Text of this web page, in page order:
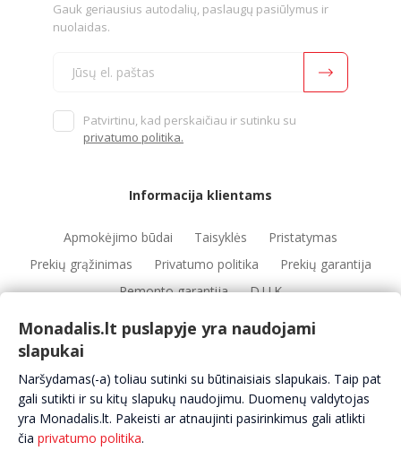
Gauk geriausius autodalių, paslaugų pasiūlymus ir
nuolaidas.
Patvirtinu, kad perskaičiau ir sutinku su
privatumo politika.
Informacija klientams
Apmokėjimo būdai Taisyklės
Pristatymas
Prekių grąžinimas
Privatumo politika
Prekių garantija
Remonto garantija
D.U.K
Automobilių servisai Automobilių dalys
Apie mus
Kontaktai
Monadalis.lt puslapyje yra naudojami
slapukai
Naršydamas(-a) toliau sutinki su būtinaisiais slapukais. Taip pat
gali sutikti ir su kitų slapukų naudojimu. Duomenų valdytojas
yra Monadalis.lt. Pakeisti ar atnaujinti pasirinkimus gali atlikti
čia privatumo politika.